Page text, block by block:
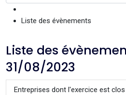
Liste des évènements
Liste des
31/08/2023
Entreprises dont l'exercice est